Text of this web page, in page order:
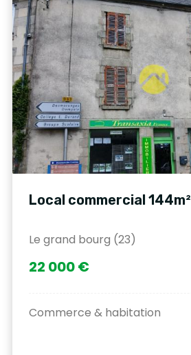
Local commercial 144m²
Le grand bourg (23)
22 000 €
Commerce & habitation